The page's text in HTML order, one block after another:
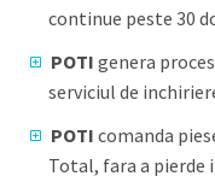
continue peste 30
POTI genera
serviciul de
POTI comanda
Total, fara a pierde